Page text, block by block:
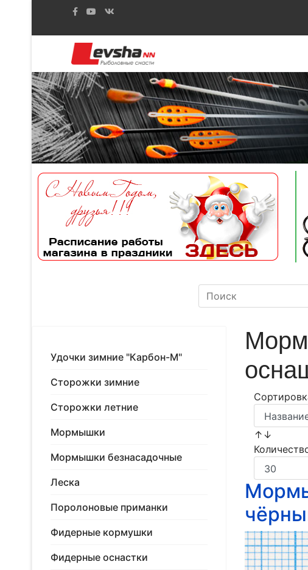
Удочки зимние "Карбон-М"
Сторожки зимние
Сторожки летние
Мормышки
Мормышки безнасадочные
Леска
Поролоновые приманки
Фидерные кормушки
Фидерные оснастки
↑↓